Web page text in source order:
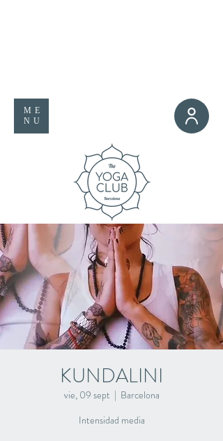
ME
NU
KUNDALINI
vie, 09 sept
  |
Barcelona
Intensidad media